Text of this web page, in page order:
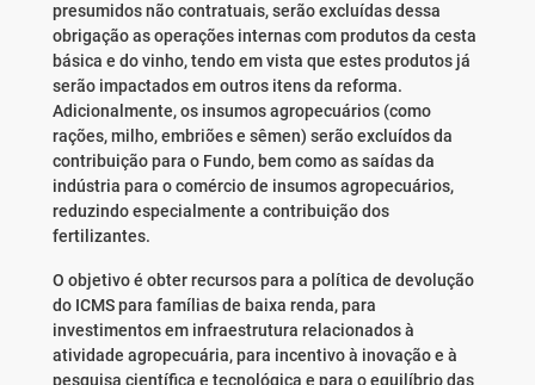
presumidos não contratuais, serão excluídas dessa
obrigação as operações internas com produtos da cesta
básica e do vinho, tendo em vista que estes produtos já
serão impactados em outros itens da reforma.
Adicionalmente, os insumos agropecuários (como
rações, milho, embriões e sêmen) serão excluídos da
contribuição para o Fundo, bem como as saídas da
indústria para o comércio de insumos agropecuários,
reduzindo especialmente a contribuição dos
fertilizantes.
O objetivo é obter recursos para a política de devolução
do ICMS para famílias de baixa renda, para
investimentos em infraestrutura relacionados à
atividade agropecuária, para incentivo à inovação e à
pesquisa científica e tecnológica e para o equilíbrio das